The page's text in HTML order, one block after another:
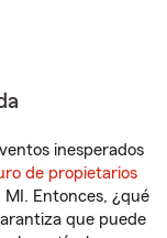
inesperados
de propietarios
Entonces, ¿qué
que puede